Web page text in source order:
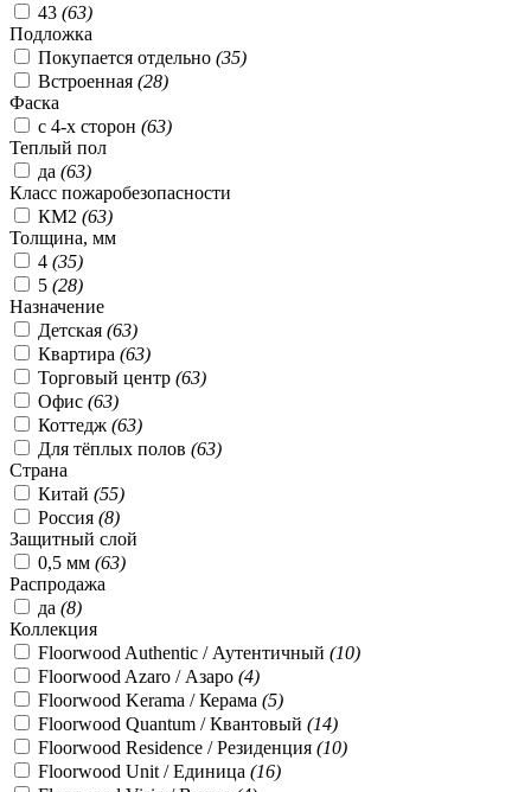
43 (63)
Подложка
Покупается отдельно (35)
Встроенная (28)
Фаска
с 4-х сторон (63)
Теплый пол
да (63)
Класс пожаробезопасности
КМ2 (63)
Толщина, мм
4 (35)
5 (28)
Назначение
Детская (63)
Квартира (63)
Торговый центр (63)
Офис (63)
Коттедж (63)
Для тёплых полов (63)
Страна
Китай (55)
Россия (8)
Защитный слой
0,5 мм (63)
Распродажа
да (8)
Коллекция
Floorwood Authentic / Аутентичный (10)
Floorwood Azaro / Азаро (4)
Floorwood Kerama / Керама (5)
Floorwood Quantum / Квантовый (14)
Floorwood Residence / Резиденция (10)
Floorwood Unit / Единица (16)